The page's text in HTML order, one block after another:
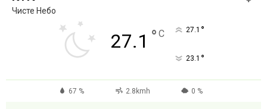
Чисте Небо
27.1 ° C 27.1 °
23.1 °
67 % 2.8kmh 0 %